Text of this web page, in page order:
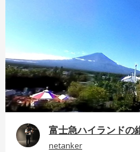
富士急ハイランドの
netanker